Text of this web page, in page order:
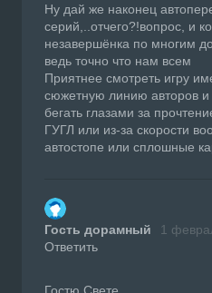
Ну дай же наконец
серий,..отчего?!вопрос, и
незавершёнка по многим
ведь точно что нам всем
Приятнее смотреть игру
сюжетную линию авторов и
бегать глазами за
ГУГЛ или из-за скорости
автостопе или сплошные
Гость дорамный
1
Ответить
Гостю Свете,